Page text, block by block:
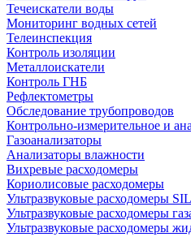
Течеискатели воды
Мониторинг водных сетей
Телеинспекция
Контроль изоляции
Металлоискатели
Контроль ГНБ
Рефлектометры
Обследование трубопроводов
Контрольно-измерительное и
Газоанализаторы
Анализаторы влажности
Вихревые расходомеры
Кориолисовые расходомеры
Ультразвуковые расходомеры SIL
Ультразвуковые расходомеры
Ультразвуковые расходомеры